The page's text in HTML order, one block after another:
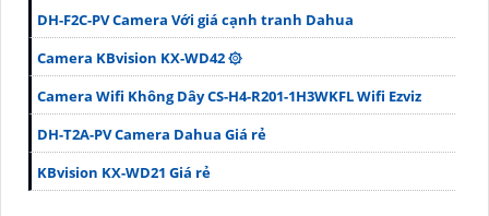
DH-F2C-PV Camera Với giá cạnh tranh Dahua
Camera KBvision KX-WD42 ۞
Camera Wifi Không Dây CS-H4-R201-1H3WKFL Wifi Ezviz
DH-T2A-PV Camera Dahua Giá rẻ
KBvision KX-WD21 Giá rẻ